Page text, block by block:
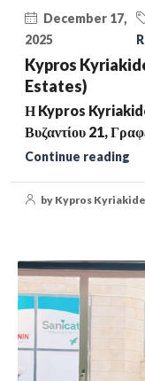
December 17,
2025
Kypros
Estates)
Η Kypros
Βυζαντίου 21,
Continue reading
by Kypros